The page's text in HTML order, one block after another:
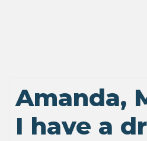
Amanda,
I have a